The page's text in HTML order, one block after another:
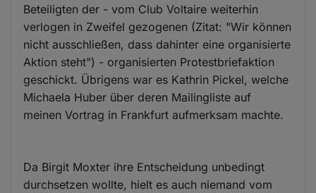
Beteiligten der - vom Club Voltaire weiterhin
verlogen in Zweifel gezogenen (Zitat: "Wir können
nicht ausschließen, dass dahinter eine organisierte
Aktion steht") - organisierten Protestbriefaktion
geschickt. Übrigens war es Kathrin Pickel, welche
Michaela Huber über deren Mailingliste auf
meinen Vortrag in Frankfurt aufmerksam machte.
Da Birgit Moxter ihre Entscheidung unbedingt
durchsetzen wollte, hielt es auch niemand vom